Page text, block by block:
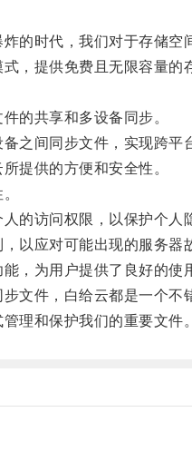
时代，我们对于存储空
提供免费且无限容量的
的共享和多设备同步。
间同步文件，实现跨平
提供的方便和安全性。
访问权限，以保护个人
应对可能出现的服务器
为用户提供了良好的使
件，白给云都是一个不
理和保护我们的重要文件。